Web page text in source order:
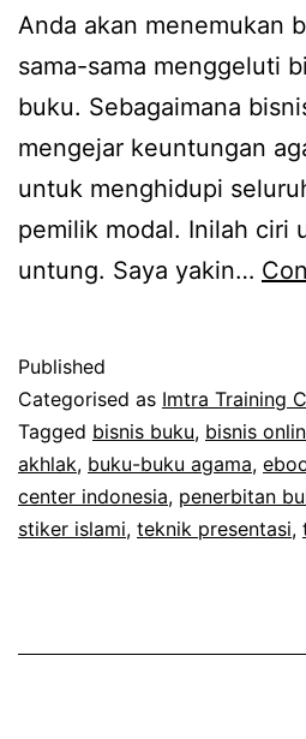
Anda akan menemukan
sama-sama menggeluti
buku. Sebagaimana
mengejar keuntungan
untuk menghidupi
pemilik modal. Inilah ciri
untung. Saya yakin…
Published
Categorised as Imtra Training
Tagged bisnis buku, bisnis
akhlak, buku-buku agama,
center indonesia, penerbitan
stiker islami, teknik presentasi,